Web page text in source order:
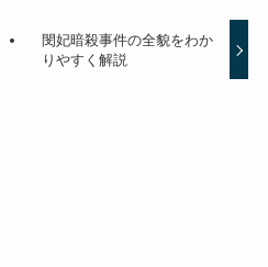
閔妃暗殺事件の全貌をわか
りやすく解説